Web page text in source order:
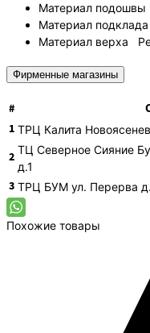
Материал подошвы
Материал подклада
Материал верха
Фирменные магазины
#
1 ТРЦ Калита
2 ТЦ Северное Сияние
д.1
3 ТРЦ БУМ ул. Перерва
Похожие товары